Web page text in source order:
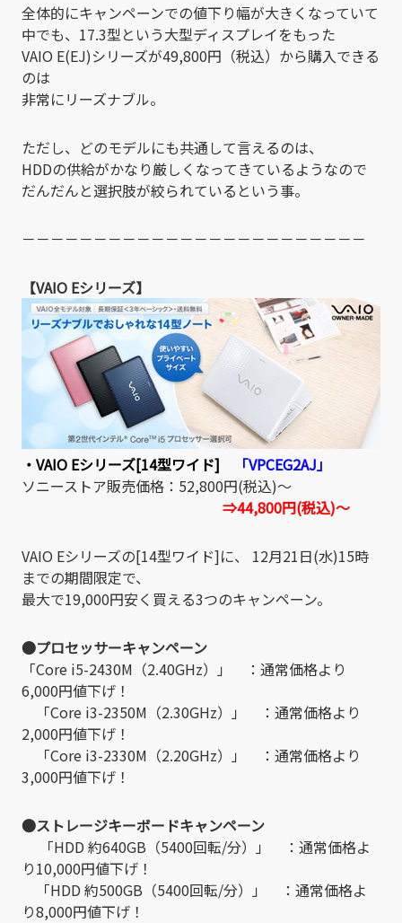
全体的にキャンペーンでの値下り幅が大きくなっていて
中でも、17.3型という大型ディスプレイをもった
VAIO E(EJ)シリーズが49,800円（税込）から購入できる
のは
非常にリーズナブル。
ただし、どのモデルにも共通して言えるのは、
HDDの供給がかなり厳しくなってきているようなので
だんだんと選択肢が絞られているという事。
－－－－－－－－－－－－－－－－－－－－－－－－
【VAIO Eシリーズ】
・VAIO Eシリーズ[14型ワイド] 「VPCEG2AJ」
ソニーストア販売価格：52,800円(税込)～
⇒44,800円(税込)～
VAIO Eシリーズの[14型ワイド]に、 12月21日(水)15時
までの期間限定で、
最大で19,000円安く買える3つのキャンペーン。
●プロセッサーキャンペーン
「Core i5-2430M（2.40GHz）」 ：通常価格より
6,000円値下げ！
「Core i3-2350M（2.30GHz）」 ：通常価格より
2,000円値下げ！
「Core i3-2330M（2.20GHz）」 ：通常価格より
3,000円値下げ！
●ストレージキーボードキャンペーン
「HDD 約640GB（5400回転/分）」 ：通常価格よ
り10,000円値下げ！
「HDD 約500GB（5400回転/分）」 ：通常価格よ
り8,000円値下げ！